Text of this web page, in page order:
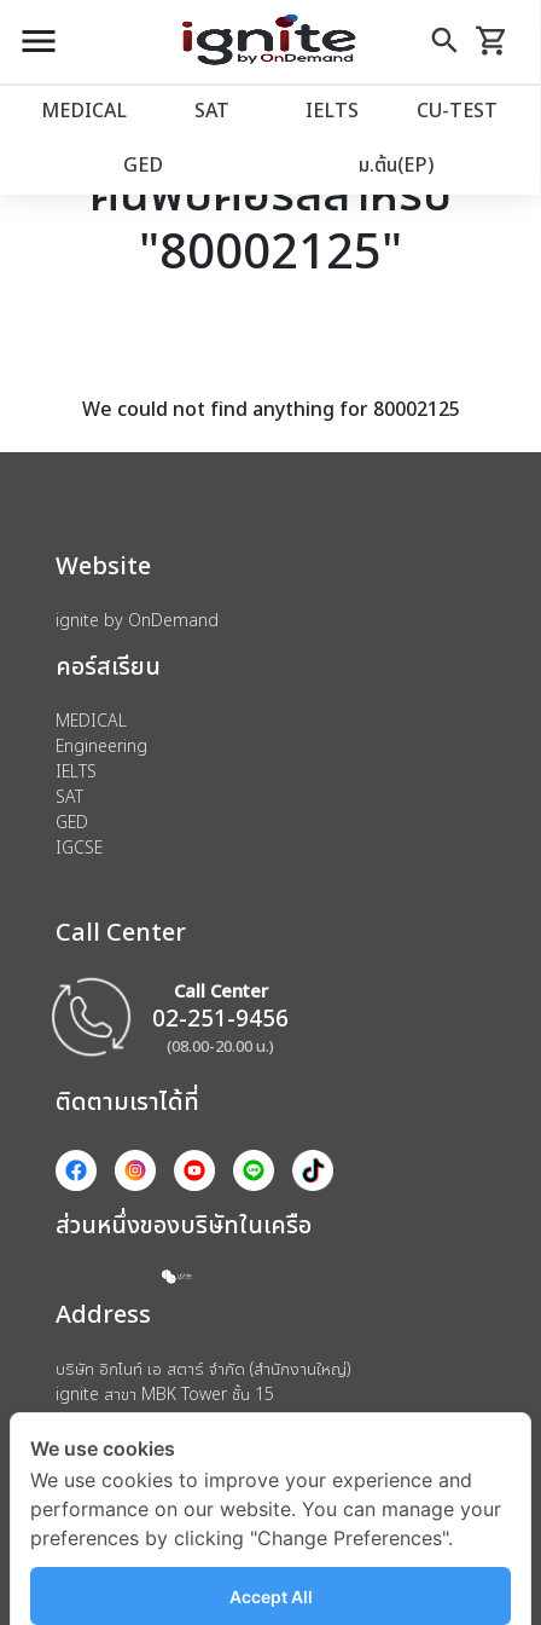
close
account_balance หน้าแรก
เว็บไซต์อิกไนท์
โปรโมชั่น
assignment ลงทะเบียน
menu search
Skip
to
shopping_cart
รถเข็น
MEDICAL SAT IELTS CU‑TEST
GED ม.ต้น(EP)
ค้นพบคอร์สสำหรับ
"80002125"
We could not find anything for 80002125
Website
ignite by OnDemand
คอร์สเรียน
MEDICAL
Engineering
IELTS
SAT
GED
IGCSE
Call Center
Call Center
02-251-9456
(08.00-20.00 น.)
ติดตามเราได้ที่
ส่วนหนึ่งของบริษัทในเครือ
Address
บริษัท อิกไนท์ เอ สตาร์ จำกัด (สำนักงานใหญ่)
ignite สาขา MBK Tower ชั้น 15
ถนนพญาไท แขวงวังใหม่ เขตปทุมวัน กรุงเทพมหานคร 10330
We use cookies
We use cookies to improve your experience and
performance on our website. You can manage your
preferences by clicking "Change Preferences".
Accept All